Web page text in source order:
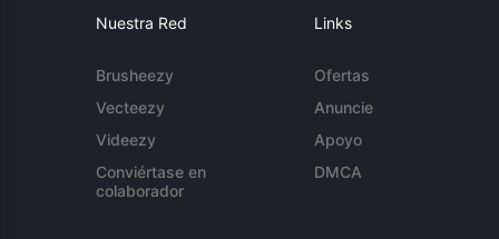
Nuestra Red
Brusheezy
Vecteezy
Videezy
Conviértase en
colaborador
Links
Ofertas
Anuncie
Apoyo
DMCA